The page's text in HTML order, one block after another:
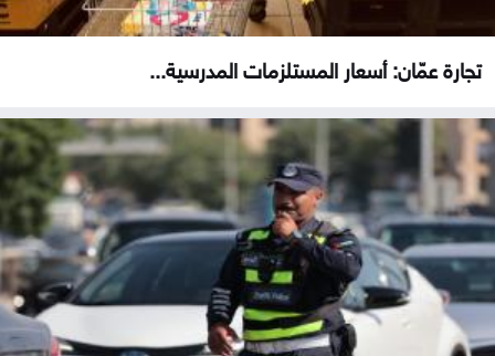
تجارة عمّان: أسعار المستلزمات المدرسية...